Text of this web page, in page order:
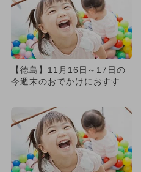
【徳島】11月16日～17日の
今週末のおでかけにおすす